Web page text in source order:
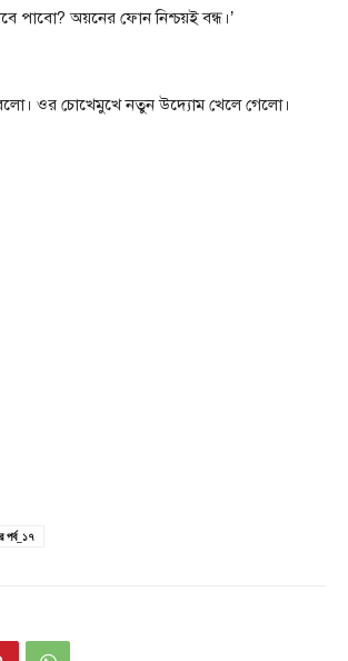
পাবো? অয়নের ফোন নিশ্চয়ই বন্ধ।’
ওর চোখেমুখে নতুন উদ্যোম খেলে গেলো।